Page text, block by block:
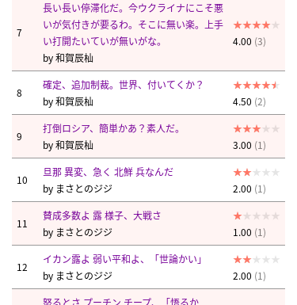
7
長い長い停滞化だ。今ウクライナにこそ悪
いが気付きが要るわ。そこに無い楽。上手
い打開たいていが無いがな。
by和賀辰杣
4.00 (3)
8
確定、追加制裁。世界、付いてくか？
by和賀辰杣 4.50 (2)
9
打倒ロシア、簡単かあ？素人だ。
by和賀辰杣 3.00 (1)
10
旦那 異変、急く 北鮮 兵なんだ
by まさとのジジ 2.00 (1)
11
賛成多数よ 露 様子、大戦さ
by まさとのジジ 1.00 (1)
12
イカン露よ 弱い平和よ、「世論かい」
by まさとのジジ 2.00 (1)
怒るとさ プーチン チープ、「悟るか